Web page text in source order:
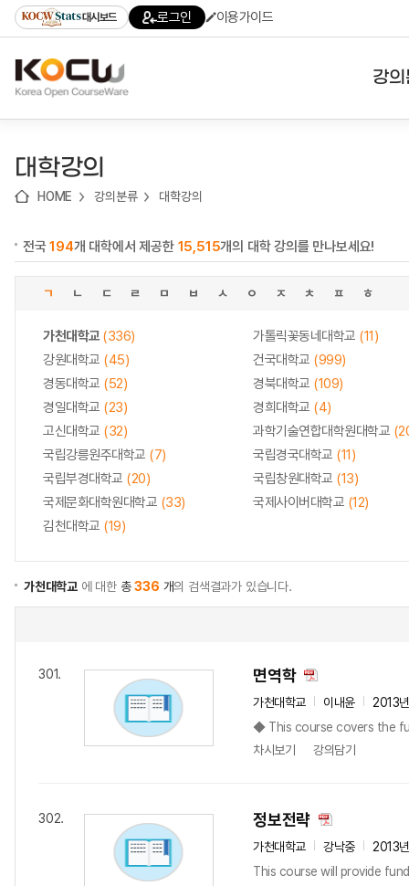
기
기
기
content)
가
대시보드 로그인 이용가이드
강
대학강의
HOME 강의분류 대학강의
전국194개 대학에서 제공한 15,515개의 대학 강의를 만나보세요!
ㄱ ㄴ ㄷ ㄹ ㅁ ㅂ ㅅ ㅇ ㅈ ㅊ ㅍ ㅎ
가천대학교(336) 가톨릭꽃동네대학교 (11)
강원대학교 (45) 건국대학교 (999)
경동대학교 (52) 경북대학교 (109)
경일대학교 (23) 경희대학교 (4)
고신대학교 (32) 과학기술연합대학원대학교
국립강릉원주대학교 (7) 국립경국대학교 (11)
국립부경대학교 (20) 국립창원대학교 (13)
국제문화대학원대학교 (33) 국제사이버대학교 (12)
김천대학교 (19)
가천대학교 에 대한 총336 개의 검색결과가 있습니다.
301. 면역학
가천대학교 이내윤
2013
◆ This course covers the
차시보기
강의담기
302. 정보전략
가천대학교 강낙중
2013
This course will provide